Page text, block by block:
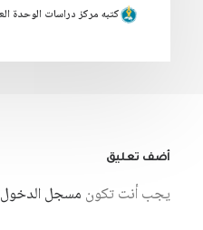
كتبه مركز دراسات الوحدة
أضف تعليق
يجب أنت تكون مسجل الدخول